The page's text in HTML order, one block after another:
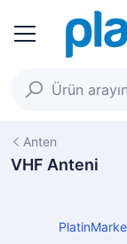
Anten
VHF Anteni